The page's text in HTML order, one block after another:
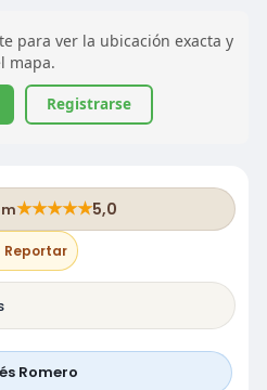
para ver la ubicación exacta y
mapa.
Registrarse
★★★★★5,0
Reportar
Romero